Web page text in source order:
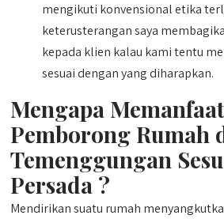
mengikuti konvensional etika
keterusterangan saya
kepada klien kalau kami tentu
sesuai dengan yang diharapkan.
Mengapa
Pemborong Rumah
Temenggungan
Persada ?
Mendirikan suatu rumah